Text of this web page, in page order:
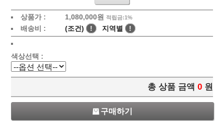
상품가 : 1,080,000원 적립금:1%
배송비 : (조건) ! 지역별 !
색상선택 :
총 상품 금액 0 원
구매하기